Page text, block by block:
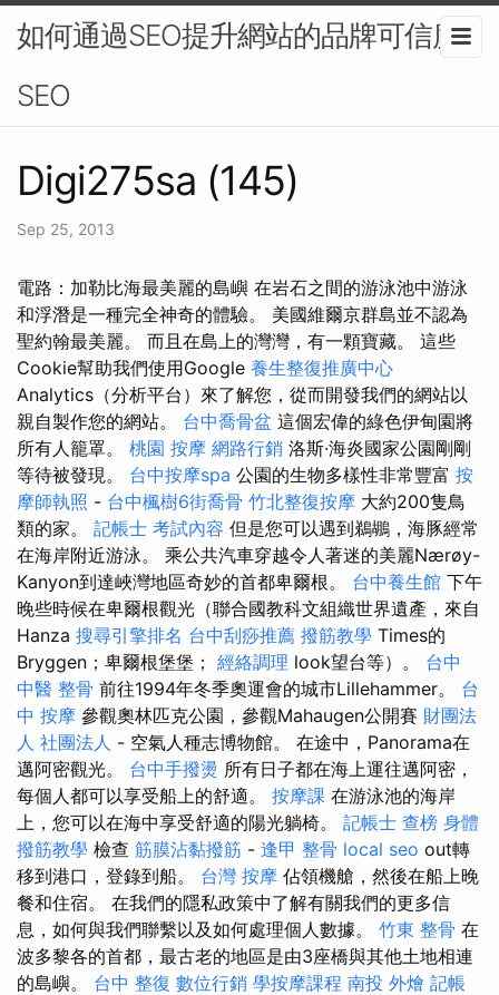
如何通過SEO提升網站的品牌可信度-
SEO
Digi275sa (145)
Sep 25, 2013
電路：加勒比海最美麗的島嶼 在岩石之間的游泳池中游泳
和浮潛是一種完全神奇的體驗。 美國維爾京群島並不認為
聖約翰最美麗。 而且在島上的灣灣，有一顆寶藏。 這些
Cookie幫助我們使用Google 養生整復推廣中心
Analytics（分析平台）來了解您，從而開發我們的網站以
親自製作您的網站。 台中喬骨盆 這個宏偉的綠色伊甸園將
所有人籠罩。 桃園 按摩 網路行銷 洛斯·海炎國家公園剛剛
等待被發現。 台中按摩spa 公園的生物多樣性非常豐富 按
摩師執照 - 台中楓樹6街喬骨 竹北整復按摩 大約200隻鳥
類的家。 記帳士 考試內容 但是您可以遇到鵜鶘，海豚經常
在海岸附近游泳。 乘公共汽車穿越令人著迷的美麗Nærøy-
Kanyon到達峽灣地區奇妙的首都卑爾根。 台中養生館 下午
晚些時候在卑爾根觀光（聯合國教科文組織世界遺產，來自
Hanza 搜尋引擎排名 台中刮痧推薦 撥筋教學 Times的
Bryggen；卑爾根堡堡； 經絡調理 look望台等）。 台中
中醫 整骨 前往1994年冬季奧運會的城市Lillehammer。 台
中 按摩 參觀奧林匹克公園，參觀Mahaugen公開賽 財團法
人 社團法人 - 空氣人種志博物館。 在途中，Panorama在
邁阿密觀光。 台中手撥燙 所有日子都在海上運往邁阿密，
每個人都可以享受船上的舒適。 按摩課 在游泳池的海岸
上，您可以在海中享受舒適的陽光躺椅。 記帳士 查榜 身體
撥筋教學 檢查 筋膜沾黏撥筋 - 逢甲 整骨 local seo out轉
移到港口，登錄到船。 台灣 按摩 佔領機艙，然後在船上晚
餐和住宿。 在我們的隱私政策中了解有關我們的更多信
息，如何與我們聯繫以及如何處理個人數據。 竹東 整骨 在
波多黎各的首都，最古老的地區是由3座橋與其他土地相連
的島嶼。 台中 整復 數位行銷 學按摩課程 南投 外燴 記帳